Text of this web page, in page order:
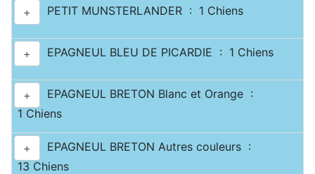
+ PETIT MUNSTERLANDER : 1 Chiens
+ EPAGNEUL BLEU DE PICARDIE : 1 Chiens
+
EPAGNEUL BRETON Blanc et Orange :
1 Chiens
+
EPAGNEUL BRETON Autres couleurs :
13 Chiens